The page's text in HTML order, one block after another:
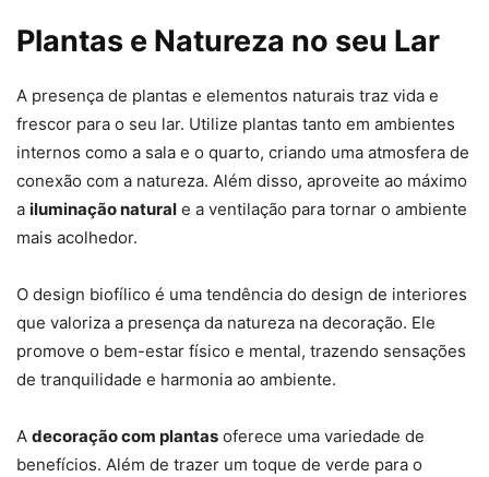
Plantas e Natureza no seu Lar
A presença de plantas e elementos naturais traz vida e
frescor para o seu lar. Utilize plantas tanto em ambientes
internos como a sala e o quarto, criando uma atmosfera de
conexão com a natureza. Além disso, aproveite ao máximo
a iluminação natural e a ventilação para tornar o ambiente
mais acolhedor.
O design biofílico é uma tendência do design de interiores
que valoriza a presença da natureza na decoração. Ele
promove o bem-estar físico e mental, trazendo sensações
de tranquilidade e harmonia ao ambiente.
A decoração com plantas oferece uma variedade de
benefícios. Além de trazer um toque de verde para o